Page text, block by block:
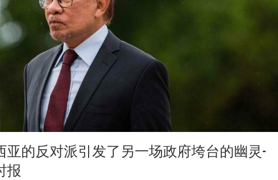
亚的反对派引发了另一场政府垮台的幽灵-
报